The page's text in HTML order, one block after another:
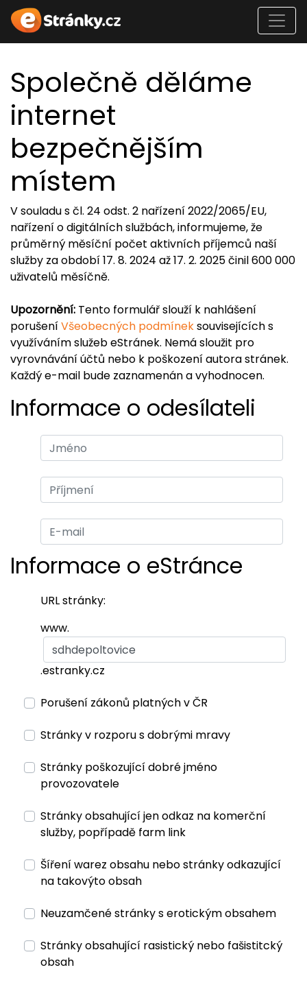
Společně děláme
internet
bezpečnějším
místem
V souladu s čl. 24 odst. 2 nařízení 2022/2065/EU,
nařízení o digitálních službách, informujeme, že
průměrný měsíční počet aktivních příjemců naší
služby za období 17. 8. 2024 až 17. 2. 2025 činil 600 000
uživatelů měsíčně.
Upozornění: Tento formulář slouží k nahlášení
porušeníVšeobecných podmíneksouvisejících s
využíváním služeb eStránek. Nemá sloužit pro
vyrovnávání účtů nebo k poškození autora stránek.
Každý e-mail bude zaznamenán a vyhodnocen.
Informace o odesílateli
Informace o eStránce
URL stránky:
www.
.estranky.cz
Porušení zákonů platných v ČR
Stránky v rozporu s dobrými mravy
Stránky poškozující dobré jméno
provozovatele
Stránky obsahující jen odkaz na komerční
služby, popřípadě farm link
Šíření warez obsahu nebo stránky odkazující
na takovýto obsah
Neuzamčené stránky s erotickým obsahem
Stránky obsahující rasistický nebo fašistitcký
obsah